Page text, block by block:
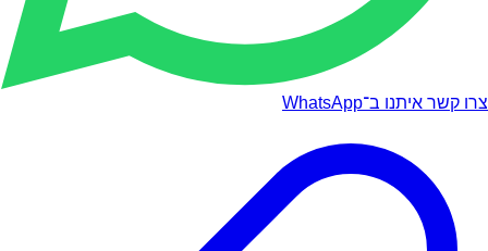
צרו קשר איתנו ב־WhatsApp